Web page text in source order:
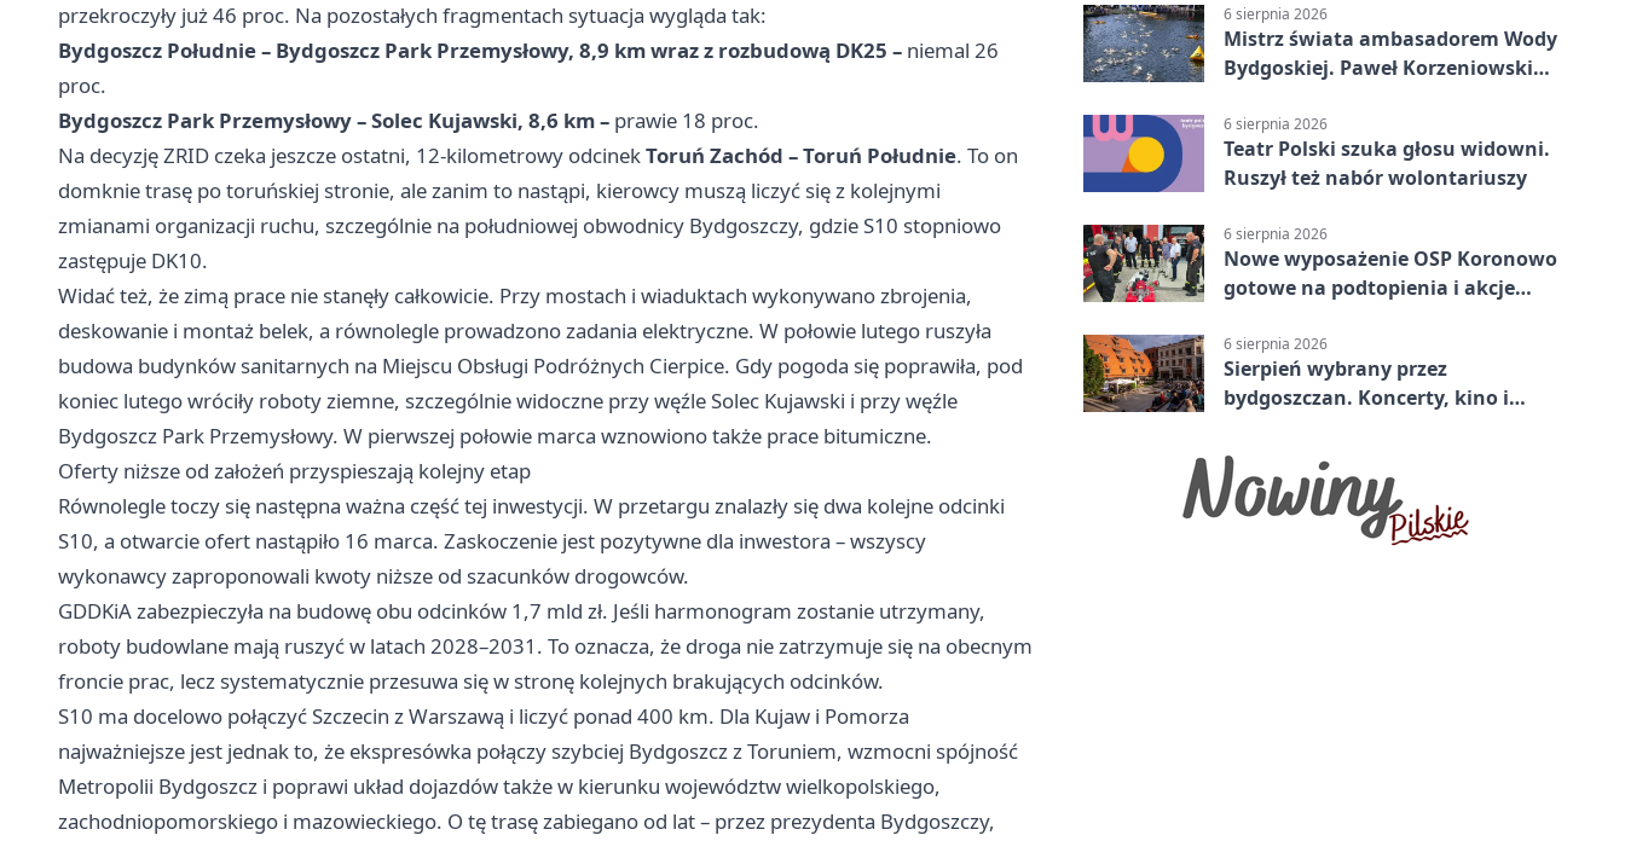
przekroczyły już 46 proc. Na pozostałych fragmentach sytuacja wygląda tak:
Bydgoszcz Południe – Bydgoszcz Park Przemysłowy, 8,9 km wraz z rozbudową DK25 – niemal 26
proc.
Bydgoszcz Park Przemysłowy – Solec Kujawski, 8,6 km – prawie 18 proc.
Na decyzję ZRID czeka jeszcze ostatni, 12-kilometrowy odcinekToruń Zachód – Toruń Południe. To on
domknie trasę po toruńskiej stronie, ale zanim to nastąpi, kierowcy muszą liczyć się z kolejnymi
zmianami organizacji ruchu, szczególnie na południowej obwodnicy Bydgoszczy, gdzie S10 stopniowo
zastępuje DK10.
Widać też, że zimą prace nie stanęły całkowicie. Przy mostach i wiaduktach wykonywano zbrojenia,
deskowanie i montaż belek, a równolegle prowadzono zadania elektryczne. W połowie lutego ruszyła
budowa budynków sanitarnych na Miejscu Obsługi Podróżnych Cierpice. Gdy pogoda się poprawiła, pod
koniec lutego wróciły roboty ziemne, szczególnie widoczne przy węźle Solec Kujawski i przy węźle
Bydgoszcz Park Przemysłowy. W pierwszej połowie marca wznowiono także prace bitumiczne.
Oferty niższe od założeń przyspieszają kolejny etap
Równolegle toczy się następna ważna część tej inwestycji. W przetargu znalazły się dwa kolejne odcinki
S10, a otwarcie ofert nastąpiło 16 marca. Zaskoczenie jest pozytywne dla inwestora – wszyscy
wykonawcy zaproponowali kwoty niższe od szacunków drogowców.
GDDKiA zabezpieczyła na budowę obu odcinków 1,7 mld zł. Jeśli harmonogram zostanie utrzymany,
roboty budowlane mają ruszyć w latach 2028–2031. To oznacza, że droga nie zatrzymuje się na obecnym
froncie prac, lecz systematycznie przesuwa się w stronę kolejnych brakujących odcinków.
S10 ma docelowo połączyćSzczecin z Warszawą i liczyć ponad 400 km. Dla Kujaw i Pomorza
najważniejsze jest jednak to, że ekspresówka połączy szybciej Bydgoszcz z Toruniem, wzmocni spójność
Metropolii Bydgoszcz i poprawi układ dojazdów także w kierunku województw wielkopolskiego,
zachodniopomorskiego i mazowieckiego. O tę trasę zabiegano od lat – przez prezydenta Bydgoszczy,
6 sierpnia 2026
Mistrz świata ambasadorem Wody
Bydgoskiej. Paweł Korzeniowski
6 sierpnia 2026
Teatr Polski szuka głosu widowni.
Ruszył też nabór wolontariuszy
6 sierpnia 2026
Nowe wyposażenie OSP Koronowo
gotowe na podtopienia i akcje
6 sierpnia 2026
Sierpień wybrany przez
bydgoszczan. Koncerty, kino i